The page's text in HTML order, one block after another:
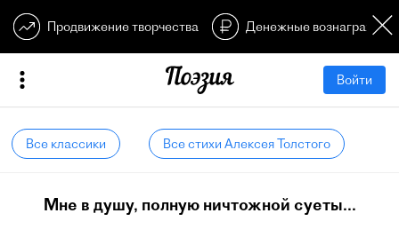
Продвижение творчества Денежные
Войти
Все классики Все стихи Алексея Толстого
Мне в душу, полную ничтожной суеты...